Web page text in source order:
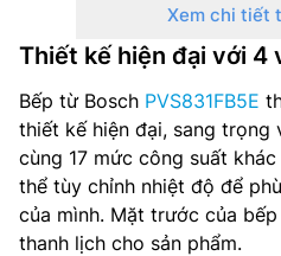
Điều khiển: Cảm ứng
Công suất: 7.4 Kw
Điện nguồn: 220-240 V, 50-60
Kích thước sản phẩm(CxRxS):
Kích thước lắp đặt(CxRxS):
Xem chi tiết
Thiết kế hiện đại với 4
Bếp từ Bosch PVS831FB5E
thiết kế hiện đại, sang trọng
cùng 17 mức công suất
thể tùy chỉnh nhiệt độ để
của mình. Mặt trước của
thanh lịch cho sản phẩm.